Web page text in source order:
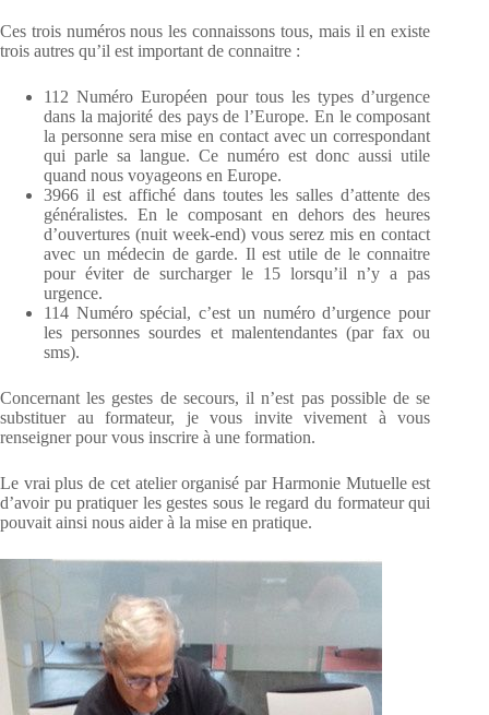
Ces trois numéros nous les connaissons tous, mais il en existe
trois autres qu’il est important de connaitre :
112 Numéro Européen pour tous les types d’urgence
dans la majorité des pays de l’Europe. En le composant
la personne sera mise en contact avec un correspondant
qui parle sa langue. Ce numéro est donc aussi utile
quand nous voyageons en Europe.
3966 il est affiché dans toutes les salles d’attente des
généralistes. En le composant en dehors des heures
d’ouvertures (nuit week-end) vous serez mis en contact
avec un médecin de garde. Il est utile de le connaitre
pour éviter de surcharger le 15 lorsqu’il n’y a pas
urgence.
114 Numéro spécial, c’est un numéro d’urgence pour
les personnes sourdes et malentendantes (par fax ou
sms).
Concernant les gestes de secours, il n’est pas possible de se
substituer au formateur, je vous invite vivement à vous
renseigner pour vous inscrire à une formation.
Le vrai plus de cet atelier organisé par Harmonie Mutuelle est
d’avoir pu pratiquer les gestes sous le regard du formateur qui
pouvait ainsi nous aider à la mise en pratique.